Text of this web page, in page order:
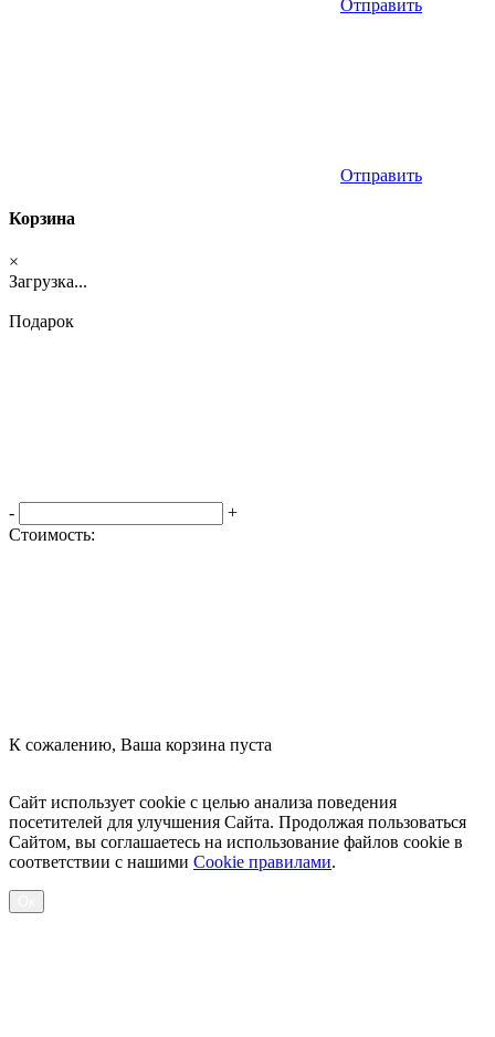
Отправить
Отправить
Корзина
×
Загрузка...
Подарок
-
+
Стоимость:
К сожалению, Ваша корзина пуста
Сайт использует cookie с целью анализа поведения
посетителей для улучшения Сайта. Продолжая пользоваться
Сайтом, вы соглашаетесь на использование файлов cookie в
соответствии с нашими Cookiе правилами.